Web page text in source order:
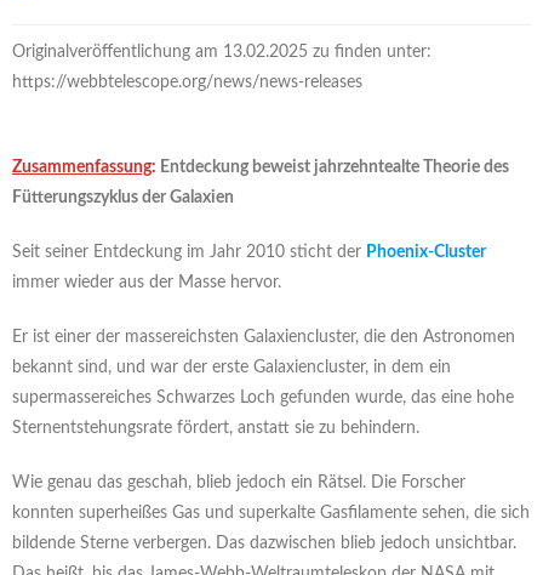
Kontakt
Originalveröffentlichung am 13.02.2025 zu finden unter:
https://webbtelescope.org/news/news-releases
Zusammenfassung: Entdeckung beweist jahrzehntealte Theorie des
Fütterungszyklus der Galaxien
Seit seiner Entdeckung im Jahr 2010 sticht der Phoenix-Cluster
immer wieder aus der Masse hervor.
Er ist einer der massereichsten Galaxiencluster, die den Astronomen
bekannt sind, und war der erste Galaxiencluster, in dem ein
supermassereiches Schwarzes Loch gefunden wurde, das eine hohe
Sternentstehungsrate fördert, anstatt sie zu behindern.
Wie genau das geschah, blieb jedoch ein Rätsel. Die Forscher
konnten superheißes Gas und superkalte Gasfilamente sehen, die sich
bildende Sterne verbergen. Das dazwischen blieb jedoch unsichtbar.